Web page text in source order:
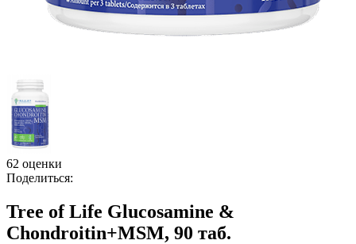
62 оценки
Поделиться:
Tree of Life Glucosamine &
Chondroitin+MSM, 90 таб.